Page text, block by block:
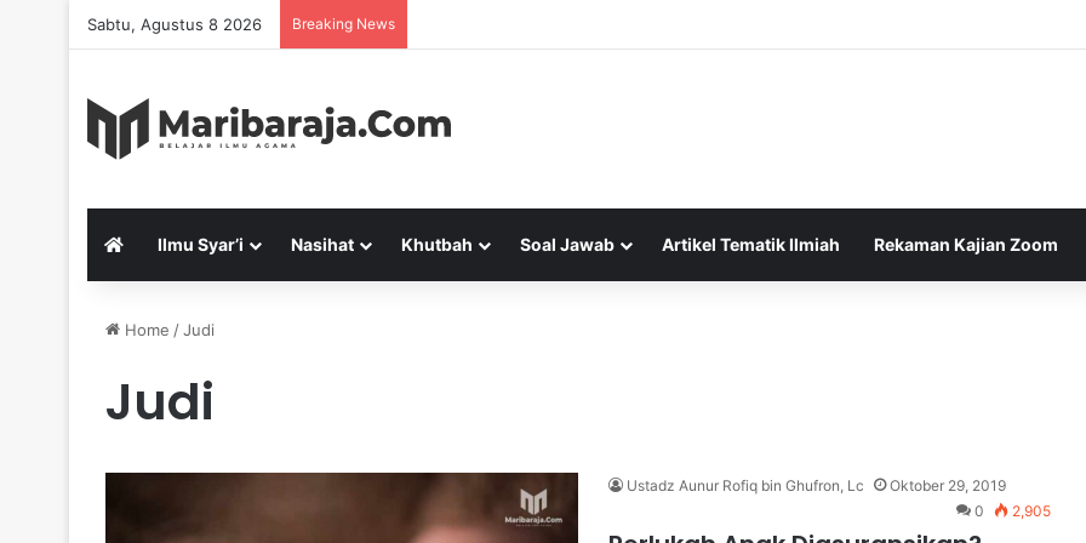
Sabtu, Agustus 8 2026 Breaking News
Ilmu Syar’i Nasihat Khutbah Soal Jawab Artikel Tematik Ilmiah Rekaman Kajian Zoom
Home /Judi
Judi
Ustadz Aunur Rofiq bin Ghufron, Lc
Oktober 29, 2019
0
2,905